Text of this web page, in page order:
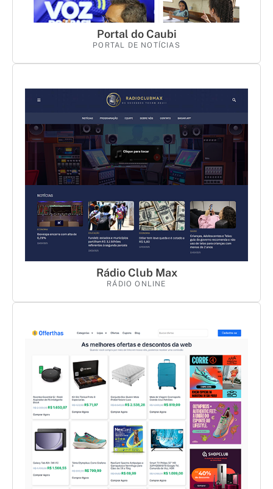
Portal do Caubi
PORTAL DE NOTÍCIAS
Rádio Club Max
RÁDIO ONLINE